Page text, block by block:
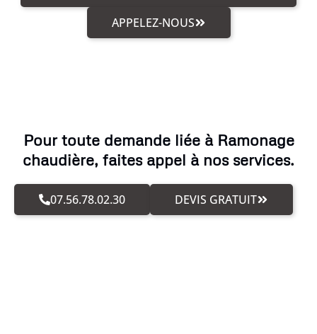
APPELEZ-NOUS
Pour toute demande liée à Ramonage
chaudière, faites appel à nos services.
07.56.78.02.30 DEVIS GRATUIT